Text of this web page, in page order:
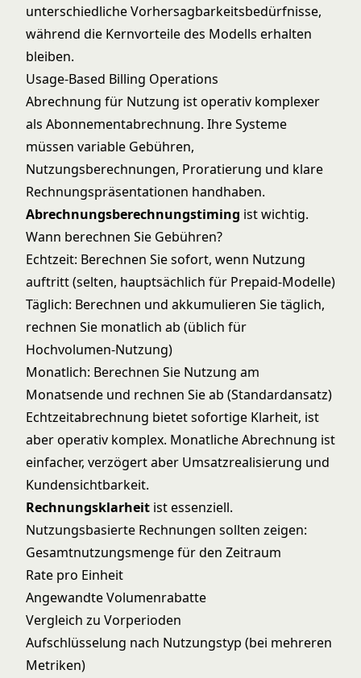
unterschiedliche Vorhersagbarkeitsbedürfnisse,
während die Kernvorteile des Modells erhalten
bleiben.
Usage-Based Billing Operations
Abrechnung für Nutzung ist operativ komplexer
als Abonnementabrechnung. Ihre Systeme
müssen variable Gebühren,
Nutzungsberechnungen, Proratierung und klare
Rechnungspräsentationen handhaben.
Abrechnungsberechnungstiming ist wichtig.
Wann berechnen Sie Gebühren?
Echtzeit: Berechnen Sie sofort, wenn Nutzung
auftritt (selten, hauptsächlich für Prepaid-Modelle)
Täglich: Berechnen und akkumulieren Sie täglich,
rechnen Sie monatlich ab (üblich für
Hochvolumen-Nutzung)
Monatlich: Berechnen Sie Nutzung am
Monatsende und rechnen Sie ab (Standardansatz)
Echtzeitabrechnung bietet sofortige Klarheit, ist
aber operativ komplex. Monatliche Abrechnung ist
einfacher, verzögert aber Umsatzrealisierung und
Kundensichtbarkeit.
Rechnungsklarheit ist essenziell.
Nutzungsbasierte Rechnungen sollten zeigen:
Gesamtnutzungsmenge für den Zeitraum
Rate pro Einheit
Angewandte Volumenrabatte
Vergleich zu Vorperioden
Aufschlüsselung nach Nutzungstyp (bei mehreren
Metriken)